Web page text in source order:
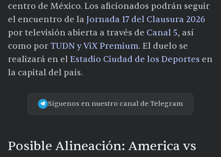
centro de México. Los aficionados podrán seguir
el encuentro de la Jornada 17 del Clausura 2026
por televisión abierta a través de Canal 5, así
como porTUDN y ViX Premium. El duelo se
realizará en el Estadio Ciudad de los Deportes en
la capital del país.
Síguenos en nuestro canal de Telegram
Posible Alineación: America vs